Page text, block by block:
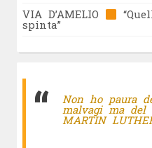
VIA D’AMELIO
spinta”
Non ho paura
malvagi ma del
MARTIN